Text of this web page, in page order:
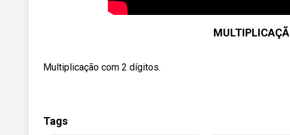
Multiplicação com 2 dígitos.
Tags